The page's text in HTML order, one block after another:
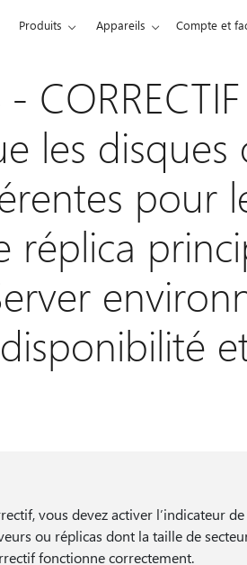
Produits Appareils Compte et
les
pour
réplica
vous devez activer l’indicateur
ou réplicas dont la taille de
fonctionne correctement.